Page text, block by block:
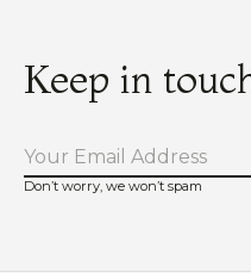
Keep in
Don’t worry, we won’t spam